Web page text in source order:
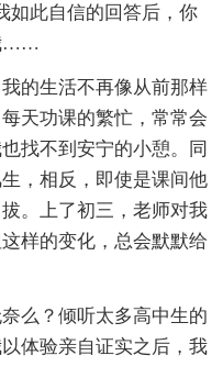
如此自信的回答后，你
……
的生活不再像从前那样
天功课的繁忙，常常会
找不到安宁的小憩。同
，相反，即使是课间他
。上了初三，老师对我
样的变化，总会默默给
么？倾听太多高中生的
体验亲自证实之后，我